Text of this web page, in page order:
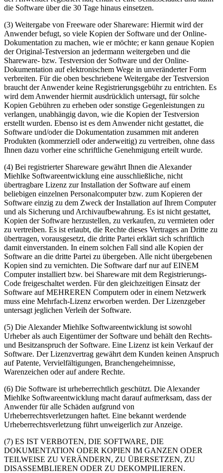
die Software über die 30 Tage hinaus einsetzen.
(3) Weitergabe von Freeware oder Shareware: Hiermit wird der
Anwender befugt, so viele Kopien der Software und der Online-
Dokumentation zu machen, wie er möchte; er kann genaue Kopien
der Original-Testversion an jedermann weitergeben und die
Shareware- bzw. Testversion der Software und der Online-
Dokumentation auf elektronischem Wege in unveränderter Form
verbreiten. Für die oben beschriebene Weitergabe der Testversion
braucht der Anwender keine Registrierungsgebühr zu entrichten. Es
wird dem Anwender hiermit ausdrücklich untersagt, für solche
Kopien Gebühren zu erheben oder sonstige Gegenleistungen zu
verlangen, unabhängig davon, wie die Kopien der Testversion
erstellt wurden. Ebenso ist es dem Anwender nicht gestattet, die
Software und/oder die Dokumentation zusammen mit anderen
Produkten (kommerziell oder anderweitig) zu vertreiben, ohne dass
Ihnen dazu vorher eine schriftliche Genehmigung erteilt wurde.
(4) Bei registrierter Shareware gewährt Ihnen die Alexander
Miehlke Softwareentwicklung eine ausschließliche, nicht
übertragbare Lizenz zur Installation der Software auf einem
beliebigen einzelnen Personalcomputer bzw. zum Kopieren der
Software einzig zu dem Zweck der Installation auf Ihrem Computer
und als Sicherung und Archivaufbewahrung. Es ist nicht gestattet,
Kopien der Software herzustellen, zu verkaufen, zu vermieten oder
zu vertreiben. Es ist erlaubt, die Rechte dieses Vertrages an Dritte zu
übertragen, vorausgesetzt, die dritte Partei erklärt sich schriftlich
damit einverstanden. In einem solchen Fall sind alle Kopien der
Software an die dritte Partei zu übergeben. Alle nicht übergebenen
Kopien sind zu vernichten. Die Software darf nur auf EINEM
Computer installiert bzw. bei Shareware mit dem Registrierungs-
Code freigeschaltet werden. Für den gleichzeitigen Einsatz der
Software auf MEHREREN Computern oder in einem Netzwerk
muss eine Mehrfach-Lizenz erworben werden. Der Lizenzgeber
untersagt jeglichen Verleih der Software.
(5) Die Alexander Miehlke Softwareentwicklung ist sowohl
Urheber als auch Eigentümer der Software und behält den Rechts-
und Besitzanspruch der Software. Eine Lizenz ist kein Verkauf der
Software. Der Lizenzvertrag gewährt dem Kunden keinen Anspruch
auf Patente, Vervielfältigungen, Branchengeheimnisse,
Warenzeichen oder auf andere Rechte.
(6) Die Software ist urheberrechtlich geschützt. Die Alexander
Miehlke Softwareentwicklung macht darauf aufmerksam, dass der
Anwender für alle Schäden aufgrund von
Urheberrechtsverletzungen haftet. Eine bekannt werdende
Urheberrechtsverletzung führt unweigerlich zur Anzeige.
(7) ES IST VERBOTEN, DIE SOFTWARE, DIE
DOKUMENTATION ODER KOPIEN IM GANZEN ODER
TEILWEISE ZU VERÄNDERN, ZU ÜBERSETZEN, ZU
DISASSEMBLIEREN ODER ZU DEKOMPILIEREN.